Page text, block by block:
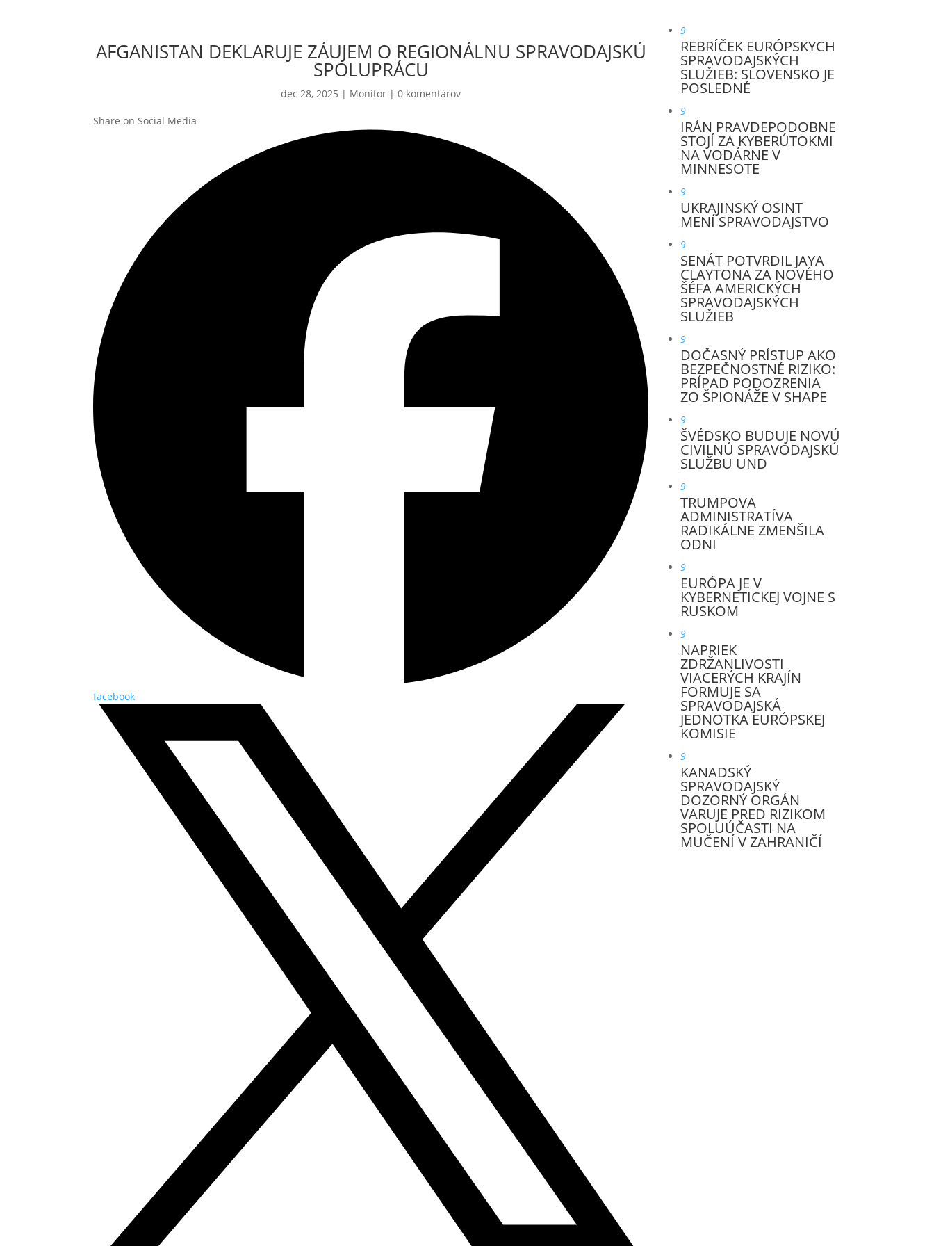
AFGANISTAN DEKLARUJE ZÁUJEM O REGIONÁLNU SPRAVODAJSKÚ
SPOLUPRÁCU
dec 28, 2025 | Monitor |0 komentárov
Share on Social Media
facebook
9
REBRÍČEK EURÓPSKYCH
SPRAVODAJSKÝCH
SLUŽIEB: SLOVENSKO JE
POSLEDNÉ
9
IRÁN PRAVDEPODOBNE
STOJÍ ZA KYBERÚTOKMI
NA VODÁRNE V
MINNESOTE
9
UKRAJINSKÝ OSINT
MENÍ SPRAVODAJSTVO
9
SENÁT POTVRDIL JAYA
CLAYTONA ZA NOVÉHO
ŠÉFA AMERICKÝCH
SPRAVODAJSKÝCH
SLUŽIEB
9
DOČASNÝ PRÍSTUP AKO
BEZPEČNOSTNÉ RIZIKO:
PRÍPAD PODOZRENIA
ZO ŠPIONÁŽE V SHAPE
9
ŠVÉDSKO BUDUJE NOVÚ
CIVILNÚ SPRAVODAJSKÚ
SLUŽBU UND
9
TRUMPOVA
ADMINISTRATÍVA
RADIKÁLNE ZMENŠILA
ODNI
9
EURÓPA JE V
KYBERNETICKEJ VOJNE S
RUSKOM
9
NAPRIEK
ZDRŽANLIVOSTI
VIACERÝCH KRAJÍN
FORMUJE SA
SPRAVODAJSKÁ
JEDNOTKA EURÓPSKEJ
KOMISIE
9
KANADSKÝ
SPRAVODAJSKÝ
DOZORNÝ ORGÁN
VARUJE PRED RIZIKOM
SPOLUÚČASTI NA
MUČENÍ V ZAHRANIČÍ